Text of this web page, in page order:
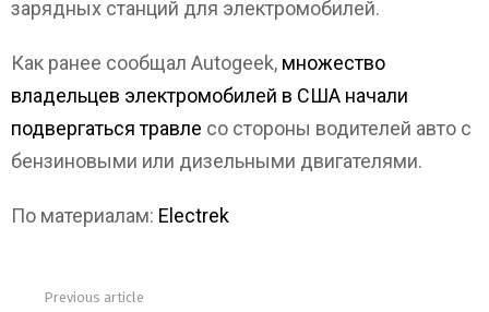
зарядных станций для электромобилей.
Как ранее сообщал Autogeek, множество
владельцев электромобилей в США начали
подвергаться травле со стороны водителей авто с
бензиновыми или дизельными двигателями.
По материалам: Electrek
Previous article